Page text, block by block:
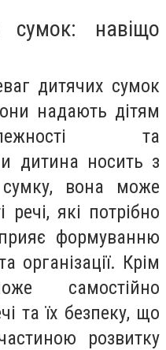
сумок: навіщо
дитячих сумок
надають дітям
та
дитина носить з
вона може
речі, які потрібно
формуванню
організації. Крім
самостійно
та їх безпеку, що
розвитку